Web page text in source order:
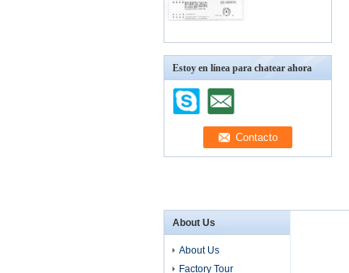
Estoy en línea para chatear ahora
About Us
About Us
Factory Tour